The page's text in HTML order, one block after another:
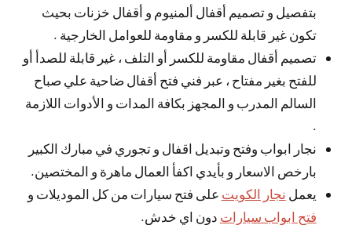
بتفصيل و تصميم أقفال ألمنيوم و أقفال خزنات بحيث
تكون غير قابلة للكسر و مقاومة للعوامل الخارجية .
تصميم أقفال مقاومة للكسر أو التلف ، غير قابلة للصدأ أو
للفتح بغير مفتاح ، عبر فني فتح أقفال ضاحية علي صباح
السالم المدرب و المجهز بكافة المدات و الأدوات اللازمة
.
نجار ابواب وفتح وتبديل اقفال و تجوري في مبارك الكبير
بارخص الاسعار و بأيدي اكفأ العمال ماهرة و المختصين.
يعمل نجار الكويت على فتح سيارات من كل الموديلات و
فتح ابواب سيارات دون اي خدش.